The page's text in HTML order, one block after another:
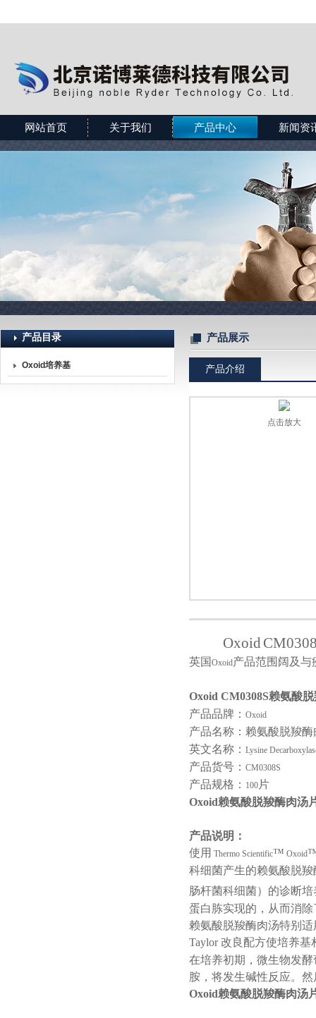
北京诺博莱德科技有限公司
网站首页 关于我们 产品中心 新闻资
产品目录
Oxoid培养基
产品展示
产品介绍
点击放大
Oxoid
英国 Oxoid产品范围阔及
Oxoid CM0308S赖氨酸
产品品牌： Oxoid
产品名称：赖氨酸脱羧
英文名称： Lysine
产品货号： CM0308S
产品规格： 100 片
Oxoid赖氨酸脱羧酶肉汤
产品说明：
使用 Thermo Scientific™ Oxoid™
科细菌产生的赖氨酸脱
肠杆菌科细菌）的诊断
蛋白胨实现的，从而消
赖氨酸脱羧酶肉汤特别
Taylor改良配方使培养
在培养初期，微生物发
胺，将发生碱性反应。
Oxoid赖氨酸脱羧酶肉汤